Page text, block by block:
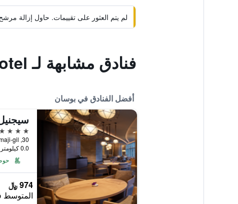
لم يتم العثور على تقييمات. حاول إزالة
فنادق مشابهة لـ Iu Motel
أفضل الفنادق في بوسان
5 نجوم
30, Dalmaji-gil, بوسان, كوريا الجنوبية
0.0 كيلومتر عن وسط المدينة
974 ﷼
المتوسط